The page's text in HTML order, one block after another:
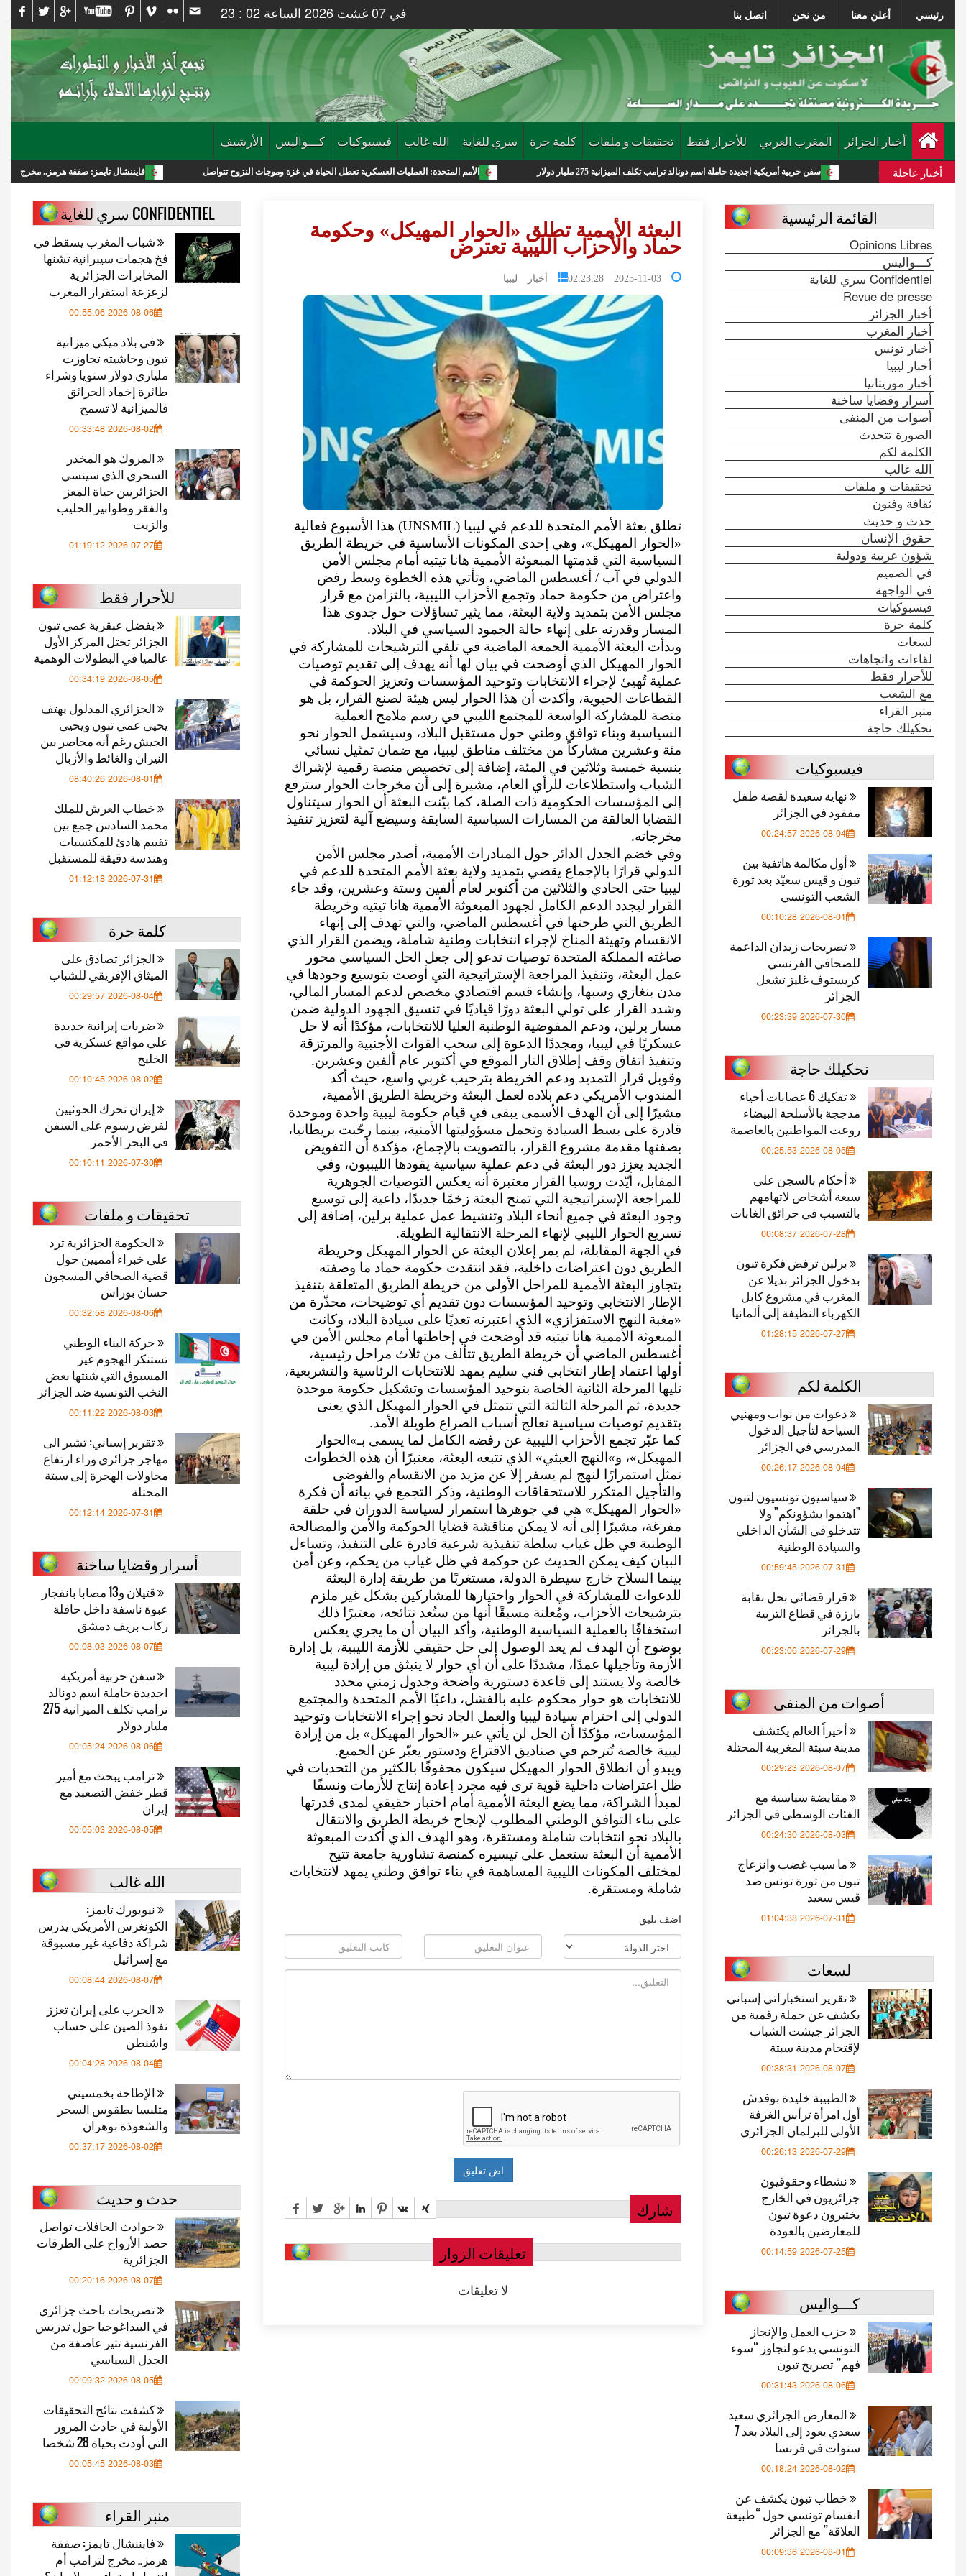
رئيسي أعلن معنا من نحن اتصل بنا في 07 غشت 2026 الساعة 02 : 23
أخبار الجزائر المغرب العربي للأحرار فقط تحقيقات و ملفات كلمة حرة سري للغاية الله غالب فيسبوكيات كـــواليس الأرشيف
أخبار عاجلة فايننشال تايمز: صفقة هرمز.. مخرج لترامب أم انتصار الأمم المتحدة: العمليات العسكرية تعطل الحياة في غزة وموجات النزوح تتواصل سفن حربية أمريكية اجديدة حاملة اسم دونالد ترامب تكلف الميزانية 275 مليار دولار جديدة
CONFIDENTIEL سري للغاية
شباب المغرب يسقط في
فخ هجمات سيبرانية تشنها
المخابرات الجزائرية
لزعزعة استقرار المغرب
2026-08-06 00:55:06
في بلاد ميكي ميزانية
تبون وحاشيته تجاوزت
ملياري دولار سنويا وشراء
طائرة إخماد الحرائق
فالميزانية لا تسمح
2026-08-02 00:33:48
المروك هو المخدر
السحري الذي سينسي
الجزائريين حياة المعز
والفقر وطوابير الحليب
والزيت
2026-07-27 01:19:12
للأحرار فقط
بفضل عبقرية عمي تبون
الجزائر تحتل المركز الأول
عالميا في البطولات الوهمية
2026-08-05 00:34:19
الجزائري المدلول يهتف
يحيى عمي تبون ويحيى
الجيش رغم أنه محاصر بين
النيران والغائط والأزبال
2026-08-01 08:40:26
خطاب العرش للملك
محمد السادس جمع بين
تقييم هادئ للمكتسبات
وهندسة دقيقة للمستقبل
2026-07-31 01:12:18
كلمة حرة
الجزائر تصادق على
الميثاق الإفريقي للشباب
2026-08-04 00:29:57
ضربات إيرانية جديدة
على مواقع عسكرية في
الخليج
2026-08-02 00:10:45
إيران تحرك الحوثيين
لفرض رسوم على السفن
في البحر الأحمر
2026-07-30 00:10:11
تحقيقات و ملفات
الحكومة الجزائرية ترد
على خبراء أمميين حول
قضية الصحافي المسجون
حسان بوراس
2026-08-06 00:32:58
حركة البناء الوطني
تستنكر الهجوم غير
المسبوق التي شنتها بعض
النخب التونسية ضد الجزائر
2026-08-03 00:11:22
تقرير إسباني: تشير الى
مهاجر جزائري وراء ارتفاع
محاولات الهجرة إلى سبتة
المحتلة
2026-07-31 00:12:14
أسرار وقضايا ساخنة
قتيلان و13 مصابا بانفجار
عبوة ناسفة داخل حافلة
ركاب بريف دمشق
2026-08-07 00:08:03
سفن حربية أمريكية
اجديدة حاملة اسم دونالد
ترامب تكلف الميزانية 275
مليار دولار
2026-08-06 00:05:24
ترامب يبحث مع أمير
قطر خفض التصعيد مع
إيران
2026-08-05 00:05:03
الله غالب
نيويورك تايمز:
الكونغرس الأمريكي يدرس
شراكة دفاعية غير مسبوقة
مع إسرائيل
2026-08-07 00:08:44
الحرب على إيران تعزز
نفوذ الصين على حساب
واشنطن
2026-08-04 00:04:28
الإطاحة بخمسيني
متلبسا بطقوس السحر
والشعوذة بوهران
2026-08-02 00:37:17
حدث و حديث
حوادث الحافلات تواصل
حصد الأرواح على الطرقات
الجزائرية
2026-08-07 00:20:16
تصريحات باحث جزائري
في البيداغوجيا حول تدريس
الفرنسية تثير عاصفة من
الجدل السياسي
2026-08-05 00:09:32
كشفت نتائج التحقيقات
الأولية في حادث المرور
التي أودت بحياة 28 شخصا
2026-08-03 00:05:45
منبر القراء
فايننشال تايمز: صفقة
هرمز.. مخرج لترامب أم
البعثة الأممية تطلق «الحوار المهيكل» وحكومة
حماد والأحزاب الليبية تعترض
2025-11-03 02:23:28 أخبار ليبيا
تطلق بعثة الأمم المتحدة للدعم في ليبيا (UNSMIL) هذا الأسبوع فعالية
«الحوار المهيكل»، وهي إحدى المكونات الأساسية في خريطة الطريق
السياسية التي قدمتها المبعوثة الأممية هانا تيتيه أمام مجلس الأمن
الدولي في آب / أغسطس الماضي، وتأتي هذه الخطوة وسط رفض
واعتراض من حكومة حماد وتجمع الأحزاب الليبية، بالتزامن مع قرار
مجلس الأمن بتمديد ولاية البعثة، مما يثير تساؤلات حول جدوى هذا
المسار وقدرته على إنهاء حالة الجمود السياسي في البلاد.
وبدأت البعثة الأممية الجمعة الماضية في تلقي الترشيحات للمشاركة في
الحوار المهيكل الذي أوضحت في بيان لها أنه يهدف إلى تقديم توصيات
عملية تُهيئ لإجراء الانتخابات وتوحيد المؤسسات وتعزيز الحوكمة في
القطاعات الحيوية، وأكدت أن هذا الحوار ليس هيئة لصنع القرار، بل هو
منصة للمشاركة الواسعة للمجتمع الليبي في رسم ملامح العملية
السياسية وبناء توافق وطني حول مستقبل البلاد، وسيشمل الحوار نحو
مئة وعشرين مشاركاً من مختلف مناطق ليبيا، مع ضمان تمثيل نسائي
بنسبة خمسة وثلاثين في المئة، إضافة إلى تخصيص منصة رقمية لإشراك
الشباب واستطلاعات للرأي العام، مشيرة إلى أن مخرجات الحوار سترفع
إلى المؤسسات الحكومية ذات الصلة، كما بيّنت البعثة أن الحوار سيتناول
القضايا العالقة من المسارات السياسية السابقة وسيضع آلية لتعزيز تنفيذ
مخرجاته.
وفي خضم الجدل الدائر حول المبادرات الأممية، أصدر مجلس الأمن
الدولي قرارًا بالإجماع يقضي بتمديد ولاية بعثة الأمم المتحدة للدعم في
ليبيا حتى الحادي والثلاثين من أكتوبر لعام ألفين وستة وعشرين، وقد جاء
القرار ليجدد الدعم الكامل لجهود المبعوثة الأممية هانا تيتيه وخريطة
الطريق التي طرحتها في أغسطس الماضي، والتي تهدف إلى إنهاء
الانقسام وتهيئة المناخ لإجراء انتخابات وطنية شاملة، ويضمن القرار الذي
صاغته المملكة المتحدة توصيات تدعو إلى جعل الحل السياسي محور
عمل البعثة، وتنفيذ المراجعة الإستراتيجية التي أوصت بتوسيع وجودها في
مدن بنغازي وسبها، وإنشاء قسم اقتصادي مخصص لدعم المسار المالي،
وشدد القرار على تولي البعثة دورًا قياديًا في تنسيق الجهود الدولية ضمن
مسار برلين، ودعم المفوضية الوطنية العليا للانتخابات، مؤكدًا أنه لا حل
عسكريًا في ليبيا، ومجددًا الدعوة إلى سحب القوات الأجنبية والمرتزقة
وتنفيذ اتفاق وقف إطلاق النار الموقع في أكتوبر عام ألفين وعشرين.
وقوبل قرار التمديد ودعم الخريطة بترحيب غربي واسع، حيث أكد
المندوب الأمريكي دعم بلاده لعمل البعثة وخريطة الطريق الأممية،
مشيرًا إلى أن الهدف الأسمى يبقى في قيام حكومة ليبية واحدة وموحدة
قادرة على بسط السيادة وتحمل مسؤوليتها الأمنية، بينما رحّبت بريطانيا،
بصفتها مقدمة مشروع القرار، بالتصويت بالإجماع، مؤكدة أن التفويض
الجديد يعزز دور البعثة في دعم عملية سياسية يقودها الليبيون، وفي
المقابل، أيّدت روسيا القرار معتبرة أنه يعكس التوصيات الجوهرية
للمراجعة الإستراتيجية التي تمنح البعثة زخمًا جديدًا، داعية إلى توسيع
وجود البعثة في جميع أنحاء البلاد وتنشيط عمل عملية برلين، إضافة إلى
تسريع الحوار الليبي لإنهاء المرحلة الانتقالية الطويلة.
في الجهة المقابلة، لم يمر إعلان البعثة عن الحوار المهيكل وخريطة
الطريق دون اعتراضات داخلية، فقد انتقدت حكومة حماد ما وصفته
بتجاوز البعثة الأممية للمراحل الأولى من خريطة الطريق المتعلقة بتنفيذ
الإطار الانتخابي وتوحيد المؤسسات دون تقديم أي توضيحات، محذّرة من
«مغبة النهج الاستفزازي» الذي اعتبرته تعديًا على سيادة البلاد، وكانت
المبعوثة الأممية هانا تيتيه قد أوضحت في إحاطتها أمام مجلس الأمن في
أغسطس الماضي أن خريطة الطريق تتألف من ثلاث مراحل رئيسية،
أولها اعتماد إطار انتخابي فني سليم يمهد للانتخابات الرئاسية والتشريعية،
تليها المرحلة الثانية الخاصة بتوحيد المؤسسات وتشكيل حكومة موحدة
جديدة، ثم المرحلة الثالثة التي تتمثل في الحوار المهيكل الذي يعنى
بتقديم توصيات سياسية تعالج أسباب الصراع طويلة الأمد.
كما عبّر تجمع الأحزاب الليبية عن رفضه الكامل لما يسمى بـ»الحوار
المهيكل»، و»النهج العبثي» الذي تتبعه البعثة، معتبرًا أن هذه الخطوات
تمثل استمرارًا لنهج لم يسفر إلا عن مزيد من الانقسام والفوضى
والتأجيل المتكرر للاستحقاقات الوطنية، وذكر التجمع في بيانه أن فكرة
«الحوار المهيكل» هي في جوهرها استمرار لسياسة الدوران في حلقة
مفرغة، مشيرًا إلى أنه لا يمكن مناقشة قضايا الحوكمة والأمن والمصالحة
الوطنية في ظل غياب سلطة تنفيذية شرعية قادرة على التنفيذ، وتساءل
البيان كيف يمكن الحديث عن حوكمة في ظل غياب من يحكم، وعن أمن
بينما السلاح خارج سيطرة الدولة، مستغربًا من طريقة إدارة البعثة
للدعوات للمشاركة في الحوار واختيارها للمشاركين بشكل غير ملزم
بترشيحات الأحزاب، ومُعلنة مسبقًا أنها من ستُعد نتائجه، معتبرًا ذلك
استخفافًا بالعملية السياسية الوطنية، وأكد البيان أن ما يجري يعكس
بوضوح أن الهدف لم يعد الوصول إلى حل حقيقي للأزمة الليبية، بل إدارة
الأزمة وتأجيلها عمدًا، مشددًا على أن أي حوار لا ينبثق من إرادة ليبية
خالصة ولا يستند إلى قاعدة دستورية واضحة وجدول زمني محدد
للانتخابات هو حوار محكوم عليه بالفشل، داعيًا الأمم المتحدة والمجتمع
الدولي إلى احترام سيادة ليبيا والعمل الجاد نحو إجراء الانتخابات وتوحيد
المؤسسات، مؤكدًا أن الحل لن يأتي عبر «الحوار المهيكل» بل من إرادة
ليبية خالصة تُترجم في صناديق الاقتراع ودستور يعبّر عن الجميع.
ويبدو أن انطلاق الحوار المهيكل سيكون محفوفًا بالكثير من التحديات في
ظل اعتراضات داخلية قوية ترى فيه مجرد إعادة إنتاج للأزمات ونسفًا
لمبدأ الشراكة، مما يضع البعثة الأممية أمام اختبار حقيقي لمدى قدرتها
على بناء التوافق الوطني المطلوب لإنجاح خريطة الطريق والانتقال
بالبلاد نحو انتخابات شاملة ومستقرة، وهو الهدف الذي أكدت المبعوثة
الأممية أن البعثة ستعمل على تيسيره كمنصة تشاورية جامعة تتيح
لمختلف المكونات الليبية المساهمة في بناء توافق وطني يمهد لانتخابات
شاملة ومستقرة.
اضف تليق
شارك
تعليقات الزوار
لا تعليقات
القائمة الرئيسية
Opinions Libres
كـــواليس
Confidentiel سري للغاية
Revue de presse
أخبار الجزائر
أخبار المغرب
أخبار تونس
أخبار ليبيا
أخبار موريتانيا
أسرار وقضايا ساخنة
أصوات من المنفى
الصورة تتحدث
الكلمة لكم
الله غالب
تحقيقات و ملفات
ثقافة وفنون
حدث و حديث
حقوق الإنسان
شؤون عربية ودولية
في الصميم
في الواجهة
فيسبوكيات
كلمة حرة
لسعات
لقاءات واتجاهات
للأحرار فقط
مع الشعب
منبر القراء
نحكيلك حاجة
فيسبوكيات
نهاية سعيدة لقصة طفل
مفقود في الجزائر
2026-08-04 00:24:57
أول مكالمة هاتفية بين
تبون و قيس سعيّد بعد ثورة
الشعب التونسي
2026-08-01 00:10:28
تصريحات زيدان الداعمة
للصحافي الفرنسي
كريستوف غليز تشعل
الجزائر
2026-07-30 00:23:39
نحكيلك حاجة
تفكيك 6 عصابات أحياء
مدججة بالأسلحة البيضاء
روعت المواطنين بالعاصمة
2026-08-05 00:25:53
أحكام بالسجن على
سبعة أشخاص لاتهامهم
بالتسبب في حرائق الغابات
2026-07-28 00:08:37
برلين ترفض فكرة تبون
بدخول الجزائر بديلا عن
المغرب في مشروع كابل
الكهرباء النظيفة إلى ألمانيا
2026-07-27 01:28:15
الكلمة لكم
دعوات من نواب ومهنيي
السياحة لتأجيل الدخول
المدرسي في الجزائر
2026-08-04 00:26:17
سياسيون تونسيون لتبون
"اهتموا بشؤونكم" ولا
تتدخلو في الشأن الداخلي
والسيادة الوطنية
2026-07-31 00:59:45
قرار قضائي بحل نقابة
بارزة في قطاع التربية
بالجزائر
2026-07-29 00:23:06
أصوات من المنفى
أخيراً العالم يكتشف
مدينة سبتة المغربية المحتلة
2026-08-07 00:29:23
مقايضة سياسية مع
الفئات الوسطى في الجزائر
2026-08-03 00:24:30
ما سبب غضب وانزعاج
تبون من ثورة تونس ضد
قيس سعيد
2026-07-31 01:04:38
لسعات
تقرير استخباراتي إسباني
يكشف عن حملة رقمية من
الجزائر جيشت الشباب
لإقتحام مدينة سبتة
2026-08-07 00:38:31
الطبيبة خليدة بوفدش
أول امرأة ترأس الغرفة
الأولى للبرلمان الجزائري
2026-07-29 00:26:13
نشطاء وحقوقيون
جزائريون في الخارج
يختبرون دعوة تبون
للمعارضين بالعودة
2026-07-25 00:14:59
كـــواليس
حزب العمل والإنجاز
التونسي يدعو لتجاوز “سوء
فهم” تصريح تبون
2026-08-06 00:31:43
المعارض الجزائري سعيد
سعدي يعود إلى البلاد بعد 7
سنوات في فرنسا
2026-08-02 00:18:24
خطاب تبون يكشف عن
انقسام تونسي حول “طبيعة
العلاقة” مع الجزائر
2026-08-01 00:09:36